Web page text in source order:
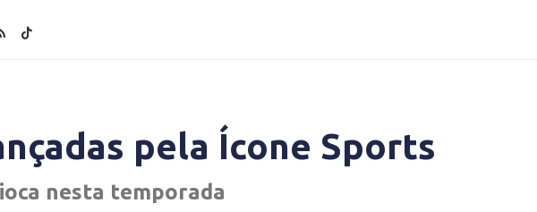
pela Ícone Sports
nesta temporada